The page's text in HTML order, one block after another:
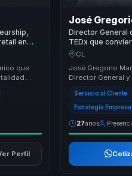
en
que
Su
Perfil
José
Director General
TEDx que
neurociencia
CL
José Gregorio
Director General
Cliente, siendo
Pequeño'...
Servicio al Cliente
Estrategia
27años